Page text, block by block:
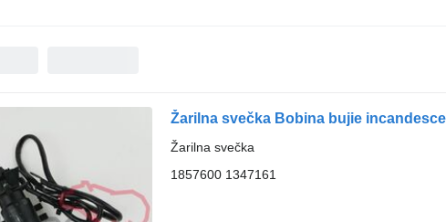
Žarilna svečka Bobina bujie
Žarilna svečka
1857600 1347161